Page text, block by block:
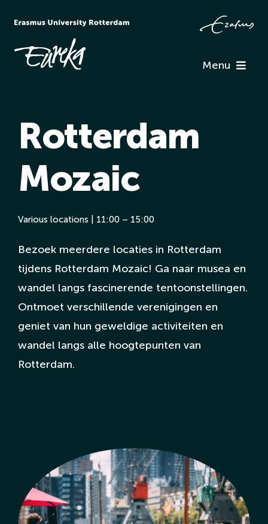
naar
inhoud
Menu
Informatie
Team Eureka
Contact
Rotterdam
Mozaic
Various locations | 11:00 – 15:00
Bezoek meerdere locaties in Rotterdam
tijdens Rotterdam Mozaic! Ga naar musea en
wandel langs fascinerende tentoonstellingen.
Ontmoet verschillende verenigingen en
geniet van hun geweldige activiteiten en
wandel langs alle hoogtepunten van
Rotterdam.